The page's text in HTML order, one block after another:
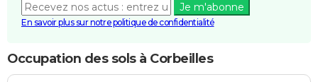
Je m'abonne
En savoir plus sur notre politique de confidentialité
Occupation des sols à Corbeilles